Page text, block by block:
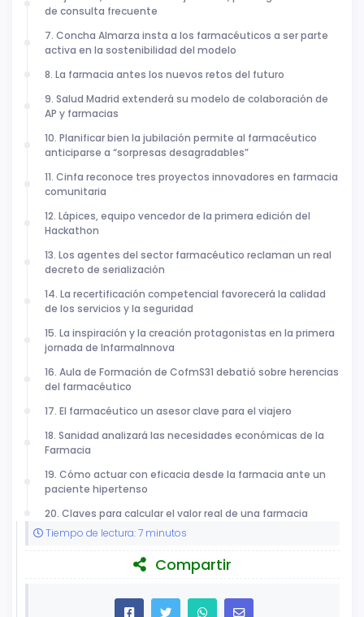
de consulta frecuente
7. Concha Almarza insta a los farmacéuticos a ser parte
activa en la sostenibilidad del modelo
8. La farmacia antes los nuevos retos del futuro
9. Salud Madrid extenderá su modelo de colaboración de
AP y farmacias
10. Planificar bien la jubilación permite al farmacéutico
anticiparse a “sorpresas desagradables”
11. Cinfa reconoce tres proyectos innovadores en farmacia
comunitaria
12. Lápices, equipo vencedor de la primera edición del
Hackathon
13. Los agentes del sector farmacéutico reclaman un real
decreto de serialización
14. La recertificación competencial favorecerá la calidad
de los servicios y la seguridad
15. La inspiración y la creación protagonistas en la primera
jornada de InfarmaInnova
16. Aula de Formación de CofmS31 debatió sobre herencias
del farmacéutico
17. El farmacéutico un asesor clave para el viajero
18. Sanidad analizará las necesidades económicas de la
Farmacia
19. Cómo actuar con eficacia desde la farmacia ante un
paciente hipertenso
20. Claves para calcular el valor real de una farmacia
Tiempo de lectura: 7 minutos
Compartir